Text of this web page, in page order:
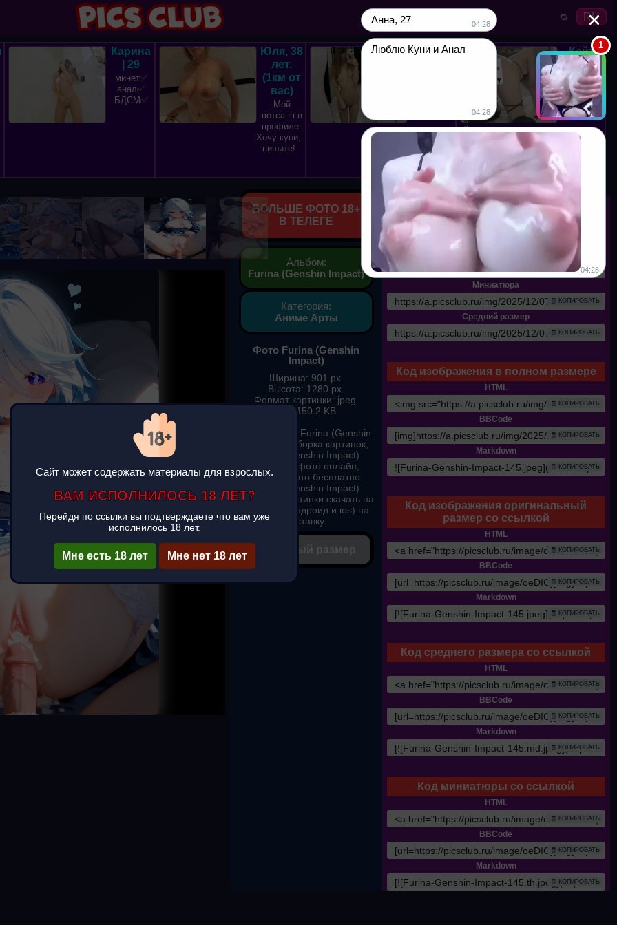
🔁 RU
Карина
| 29
минет✅
анал✅
БДСМ✅
Юля, 38
лет.
(1км от
вас)
Мой
вотсапп в
профиле.
Хочу куни,
пишите!
Вика,
ПОСТОЯННЫЙ
ЕБАРЬ
Кейт,
18
Вылижи
мою
киску
▶
БОЛЬШЕ ФОТО 18+
В ТЕЛЕГЕ
Альбом:
Furina (Genshin Impact)
Категория:
Аниме Арты
Фото Furina (Genshin
Impact)
Ширина: 901 px.
Высота: 1280 px.
Формат картинки: jpeg.
Вес: 150.2 KB.
Фотографии Furina (Genshin
Impact) подборка картинок,
Furina (Genshin Impact)
смотреть фото онлайн,
скачать фото бесплатно.
Furina (Genshin Impact)
красивые картинки скачать на
телефон (андроид и ios) на
заставку.
✔ Полный размер
Прямые ссылки
Оригинал
Прямая ссылка
🧾 КОПИРОВАТЬ
Миниатюра
🧾 КОПИРОВАТЬ
Средний размер
🧾 КОПИРОВАТЬ
Код изображения в полном размере
HTML
🧾 КОПИРОВАТЬ
BBCode
🧾 КОПИРОВАТЬ
Markdown
🧾 КОПИРОВАТЬ
Код изображения оригинальный
размер со ссылкой
HTML
🧾 КОПИРОВАТЬ
BBCode
🧾 КОПИРОВАТЬ
Markdown
🧾 КОПИРОВАТЬ
Код среднего размера со ссылкой
HTML
🧾 КОПИРОВАТЬ
BBCode
🧾 КОПИРОВАТЬ
Markdown
🧾 КОПИРОВАТЬ
Код миниатюры со ссылкой
HTML
🧾 КОПИРОВАТЬ
BBCode
🧾 КОПИРОВАТЬ
Markdown
🧾 КОПИРОВАТЬ
Сайт может содержать материалы для взрослых.
ВАМ ИСПОЛНИЛОСЬ 18 ЛЕТ?
Перейдя по ссылки вы подтверждаете что вам уже
исполнилось 18 лет.
Мне есть 18 лет Мне нет 18 лет
Анна, 27 04:28
Люблю Куни и Анал
04:28